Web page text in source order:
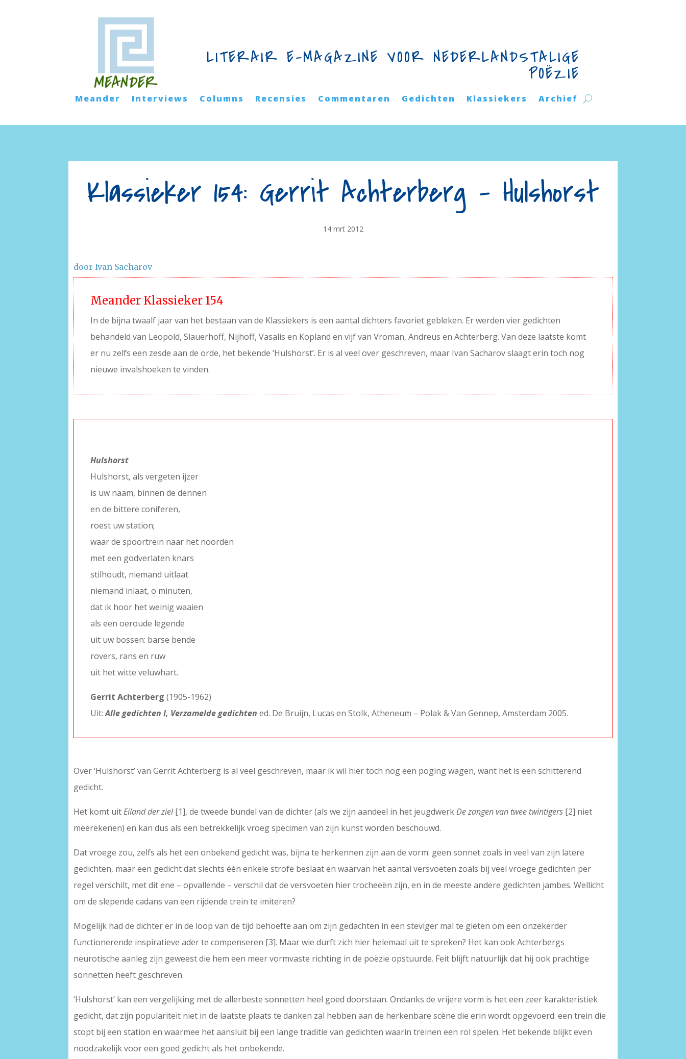
LITERAIR E-MAGAZINE VOOR NEDERLANDSTALIGE
POËZIE
Meander Interviews Columns Recensies Commentaren Gedichten Klassiekers Archief
Klassieker 154: Gerrit Achterberg – Hulshorst
14 mrt 2012
door Ivan Sacharov
Meander Klassieker 154
In de bijna twaalf jaar van het bestaan van de Klassiekers is een aantal dichters favoriet gebleken. Er werden vier gedichten
behandeld van Leopold, Slauerhoff, Nijhoff, Vasalis en Kopland en vijf van Vroman, Andreus en Achterberg. Van deze laatste komt
er nu zelfs een zesde aan de orde, het bekende ‘Hulshorst’. Er is al veel over geschreven, maar Ivan Sacharov slaagt erin toch nog
nieuwe invalshoeken te vinden.
Hulshorst
Hulshorst, als vergeten ijzer
is uw naam, binnen de dennen
en de bittere coniferen,
roest uw station;
waar de spoortrein naar het noorden
met een godverlaten knars
stilhoudt, niemand uitlaat
niemand inlaat, o minuten,
dat ik hoor het weinig waaien
als een oeroude legende
uit uw bossen: barse bende
rovers, rans en ruw
uit het witte veluwhart.
Gerrit Achterberg (1905-1962)
Uit:Alle gedichten I, Verzamelde gedichten ed. De Bruijn, Lucas en Stolk, Atheneum – Polak & Van Gennep, Amsterdam 2005.
Over ‘Hulshorst’ van Gerrit Achterberg is al veel geschreven, maar ik wil hier toch nog een poging wagen, want het is een schitterend
gedicht.
Het komt uitEiland der ziel[1], de tweede bundel van de dichter (als we zijn aandeel in het jeugdwerkDe zangen van twee twintigers [2] niet
meerekenen) en kan dus als een betrekkelijk vroeg specimen van zijn kunst worden beschouwd.
Dat vroege zou, zelfs als het een onbekend gedicht was, bijna te herkennen zijn aan de vorm: geen sonnet zoals in veel van zijn latere
gedichten, maar een gedicht dat slechts één enkele strofe beslaat en waarvan het aantal versvoeten zoals bij veel vroege gedichten per
regel verschilt, met dit ene – opvallende – verschil dat de versvoeten hier trocheeën zijn, en in de meeste andere gedichten jambes. Wellicht
om de slepende cadans van een rijdende trein te imiteren?
Mogelijk had de dichter er in de loop van de tijd behoefte aan om zijn gedachten in een steviger mal te gieten om een onzekerder
functionerende inspiratieve ader te compenseren [3]. Maar wie durft zich hier helemaal uit te spreken? Het kan ook Achterbergs
neurotische aanleg zijn geweest die hem een meer vormvaste richting in de poëzie opstuurde. Feit blijft natuurlijk dat hij ook prachtige
sonnetten heeft geschreven.
‘Hulshorst’ kan een vergelijking met de allerbeste sonnetten heel goed doorstaan. Ondanks de vrijere vorm is het een zeer karakteristiek
gedicht, dat zijn populariteit niet in de laatste plaats te danken zal hebben aan de herkenbare scène die erin wordt opgevoerd: een trein die
stopt bij een station en waarmee het aansluit bij een lange traditie van gedichten waarin treinen een rol spelen. Het bekende blijkt even
noodzakelijk voor een goed gedicht als het onbekende.